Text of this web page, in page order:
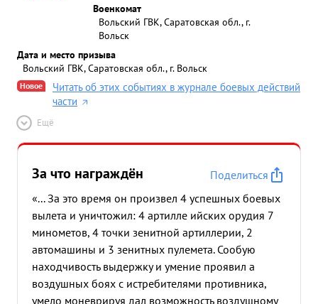
Военкомат
Вольский ГВК, Саратовская обл., г.
Вольск
Дата и место призыва
Вольский ГВК, Саратовская обл., г. Вольск
Новое
Читать об этих событиях в журнале боевых действий
части
Ещё
За что награждён
Поделиться
«... За это время он произвел 4 успешных боевых
вылета и уничтожил: 4 артилле ийских орудия 7
минометов, 4 точки зенитной артиллерии, 2
автомашины и 3 зенитных пулемета. Сообую
находчивость выдержку и умение проявил а
воздушных боях с истребителями противника,
умело моневрируя дал возможность воздушному